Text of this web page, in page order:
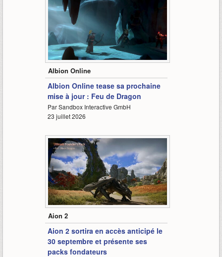
0:28
Albion Online
Albion Online tease sa prochaine
mise à jour : Feu de Dragon
Par Sandbox Interactive GmbH
23 juillet 2026
0:55
Aion 2
Aion 2 sortira en accès anticipé le
30 septembre et présente ses
packs fondateurs